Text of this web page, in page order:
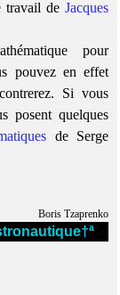
travail de Jacques
pour
pouvez en effet
Si vous
posent quelques
de Serge
Boris Tzaprenko